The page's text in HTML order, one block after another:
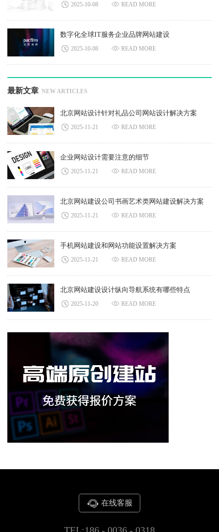
2025-10-08 READ MORE
数字化全球IT服务企业品牌网站建设
2025-10-08 READ MORE
最新文章 NEW ARTICLES
北京网站设计针对礼品公司网站设计解决方案
2025-11-21 READ MORE
企业网站设计需要注意的细节
2025-11-21 READ MORE
北京网站建设公司书画艺术类网站建设解决方案
2025-11-21 READ MORE
手机网站建设和网站功能设置解决方案
2025-11-21 READ MORE
北京网站建设设计纵向导航系统有哪些特点
2025-11-20 READ MORE
在线客服
TEL:186 - 0036 - 0318